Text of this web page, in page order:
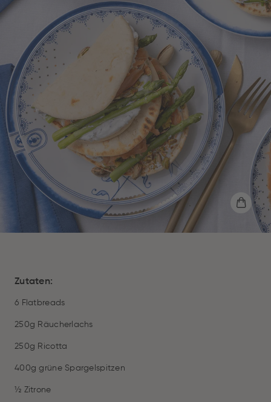
Zutaten:
6 Flatbreads
250g Räucherlachs
250g Ricotta
400g grüne Spargelspitzen
½ Zitrone